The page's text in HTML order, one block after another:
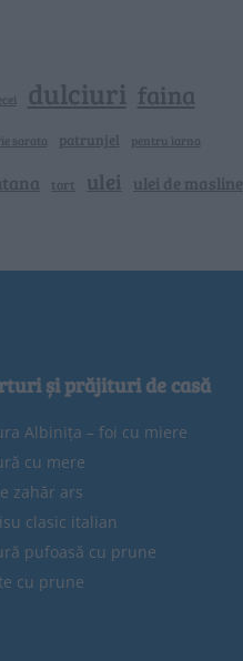
dulciuri faina
sarata patrunjel pentru iarna
tort ulei ulei de masline
și prăjituri de casă
Albinița – foi cu miere
cu mere
zahăr ars
clasic italian
pufoasă cu prune
cu prune